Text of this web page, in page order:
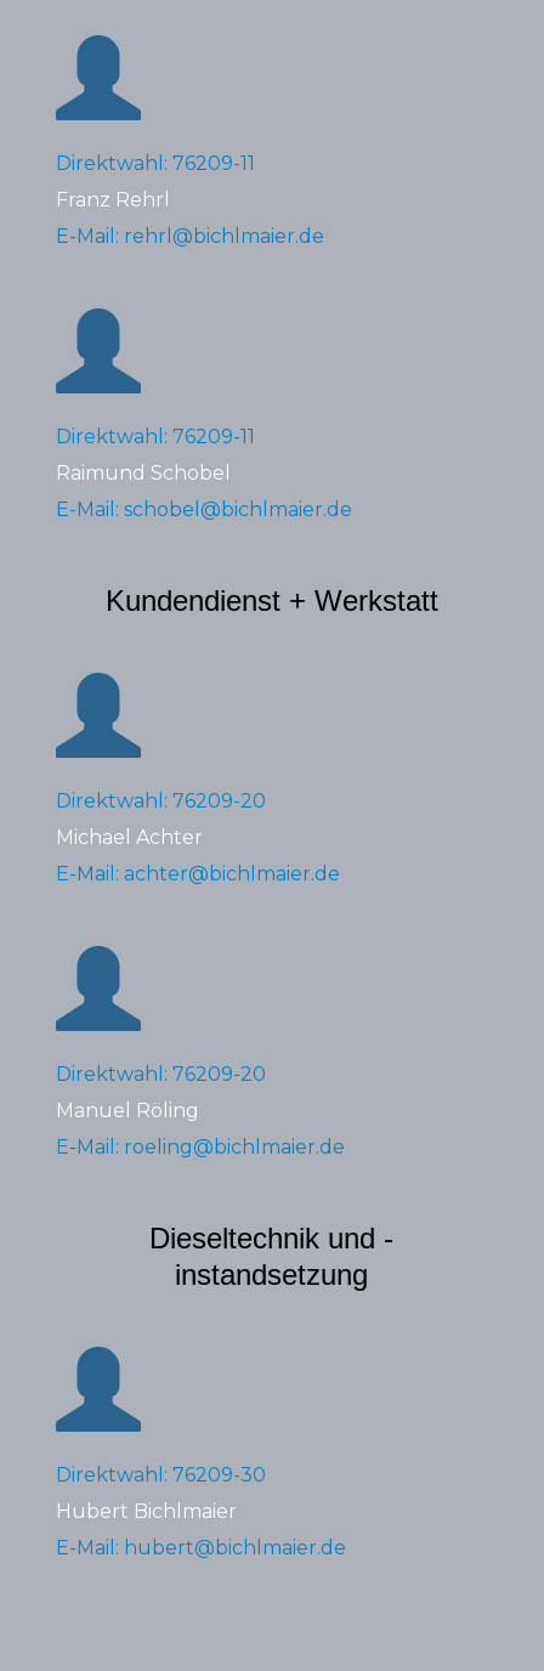
Direktwahl: 76209-11
Franz Rehrl
E-Mail: rehrl@bichlmaier.de
Direktwahl: 76209-11
Raimund Schobel
E-Mail: schobel@bichlmaier.de
Kundendienst + Werkstatt
Direktwahl: 76209-20
Michael Achter
E-Mail: achter@bichlmaier.de
Direktwahl: 76209-20
Manuel Röling
E-Mail: roeling@bichlmaier.de
Dieseltechnik und -
instandsetzung
Direktwahl: 76209-30
Hubert Bichlmaier
E-Mail: hubert@bichlmaier.de